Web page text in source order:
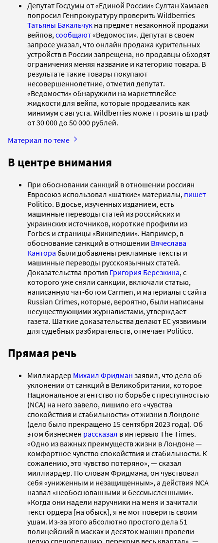
Депутат Госдумы от «Единой России» Султан Хамзаев
попросил Генпрокуратуру проверить Wildberries
Татьяны Бакальчук на предмет незаконной продажи
вейпов,сообщают«Ведомости». Депутат в своем
запросе указал, что онлайн продажа курительных
устройств в России запрещена, но продавцы обходят
ограничения меняя название и категорию товара. В
результате такие товары покупают
несовершеннолетние, отметил депутат.
«Ведомости» обнаружили на маркетплейсе
жидкости для вейпа, которые продавались как
минимум с августа. Wildberries может грозить штраф
от 30 000 до 50 000 рублей.
Материал по теме
В центре внимания
При обосновании санкций в отношении россиян
Евросоюз использовал «шаткие» материалы, пишет
Politico. В досье, изученных изданием, есть
машинные переводы статей из российских и
украинских источников, короткие профили из
Forbes и страницы «Википедии». Например, в
обоснование санкций в отношении Вячеслава
Кантора были добавлены рекламные тексты и
машинные переводы русскоязычных статей.
Доказательства против Григория Березкина, с
которого уже сняли санкции, включали статью,
написанную чат-ботом Carmen, и материалы с сайта
Russian Crimes, которые, вероятно, были написаны
несуществующими журналистами, утверждает
газета. Шаткие доказательства делают ЕС уязвимым
для судебных разбирательств, отмечает Politico.
Прямая речь
Миллиардер Михаил Фридман заявил, что дело об
уклонении от санкций в Великобритании, которое
Национальное агентство по борьбе с преступностью
(NCA) на него завело, лишило его «чувства
спокойствия и стабильности» от жизни в Лондоне
(дело было прекращено 15 сентября 2023 года). Об
этом бизнесмен рассказал в интервью The Times.
«Одно из важных преимуществ жизни в Лондоне —
комфортное чувство спокойствия и стабильности. К
сожалению, это чувство потеряно», — сказал
миллиардер. По словам Фридмана, он чувствовал
себя «униженным и незащищенным», а действия NCA
назвал «необоснованными и бессмысленными».
«Когда они надели наручники на меня и зачитали
текст ордера [на обыск], я не мог поверить своим
ушам. Из-за этого абсолютно простого дела 51
полицейский в масках и десяток машин провели